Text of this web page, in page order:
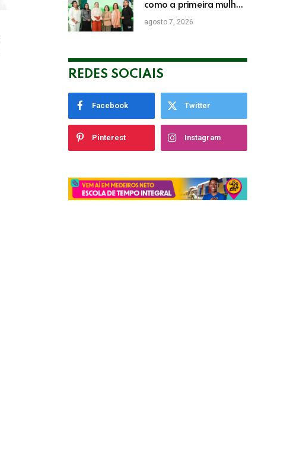
como a primeira mulher
a presidir a ACIASE e
anuncia a retomada do
agosto 7, 2026
REDES SOCIAIS
Facebook Twitter
Pinterest Instagram